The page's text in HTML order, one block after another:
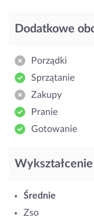
Dodatkowe
Porządki
Sprzątanie
Zakupy
Pranie
Gotowanie
Wykształcenie
Średnie
Zso